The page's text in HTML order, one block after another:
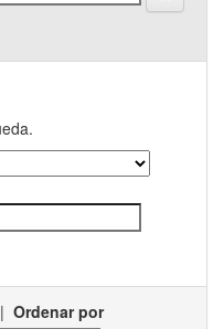
| Ordenar por